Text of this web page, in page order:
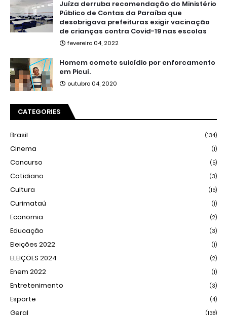
Juíza derruba recomendação do Ministério
Público de Contas da Paraíba que
desobrigava prefeituras exigir vacinação
de crianças contra Covid-19 nas escolas
fevereiro 04, 2022
Homem comete suicídio por enforcamento
em Picuí.
outubro 04, 2020
CATEGORIES
Brasil (134)
Cinema (1)
Concurso (5)
Cotidiano (3)
Cultura (15)
Curimataú (1)
Economia (2)
Educação (3)
Eleições 2022 (1)
ELEIÇÕES 2024 (2)
Enem 2022 (1)
Entretenimento (3)
Esporte (4)
Geral (138)